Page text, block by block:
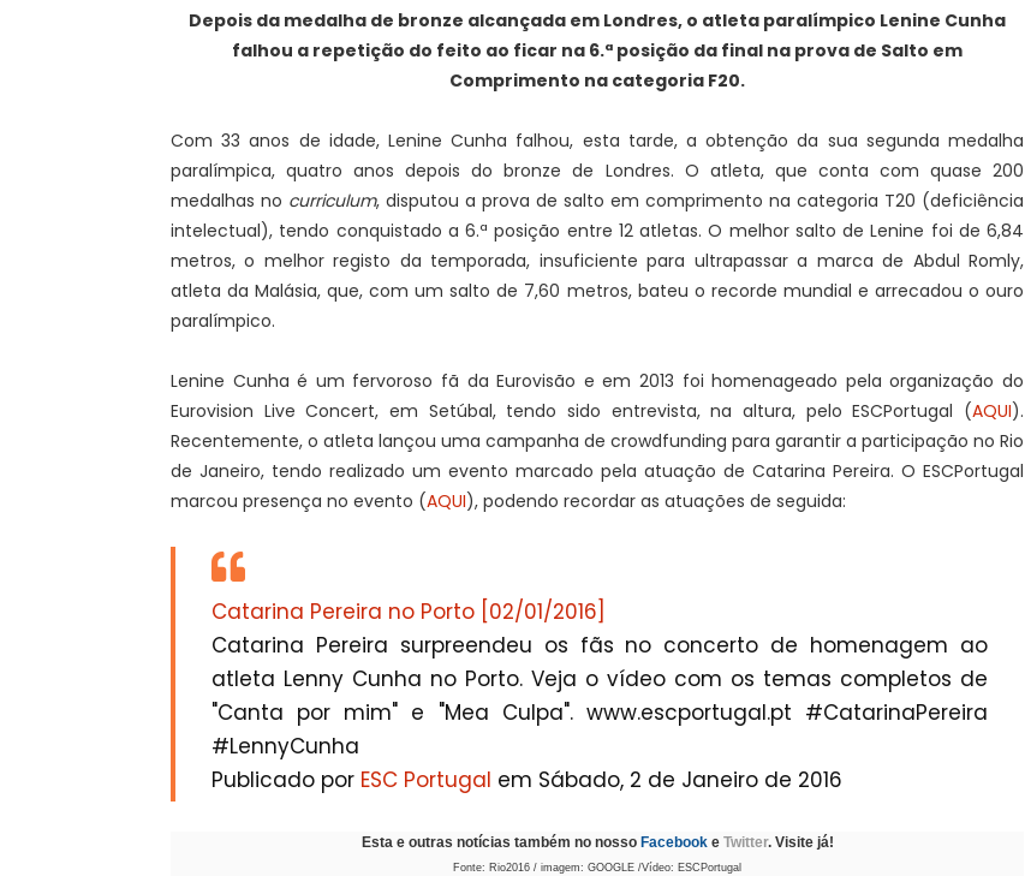
Depois da medalha de bronze alcançada em Londres, o atleta paralímpico Lenine Cunha
falhou a repetição do feito ao ficar na 6.ª posição da final na prova de Salto em
Comprimento na categoria F20.
Com 33 anos de idade, Lenine Cunha falhou, esta tarde, a obtenção da sua segunda medalha
paralímpica, quatro anos depois do bronze de Londres. O atleta, que conta com quase 200
medalhas no curriculum, disputou a prova de salto em comprimento na categoria T20 (deficiência
intelectual), tendo conquistado a 6.ª posição entre 12 atletas. O melhor salto de Lenine foi de 6,84
metros, o melhor registo da temporada, insuficiente para ultrapassar a marca de Abdul Romly,
atleta da Malásia, que, com um salto de 7,60 metros, bateu o recorde mundial e arrecadou o ouro
paralímpico.
Lenine Cunha é um fervoroso fã da Eurovisão e em 2013 foi homenageado pela organização do
Eurovision Live Concert, em Setúbal, tendo sido entrevista, na altura, pelo ESCPortugal (AQUI).
Recentemente, o atleta lançou uma campanha de crowdfunding para garantir a participação no Rio
de Janeiro, tendo realizado um evento marcado pela atuação de Catarina Pereira. O ESCPortugal
marcou presença no evento (AQUI), podendo recordar as atuações de seguida:
Catarina Pereira no Porto [02/01/2016]
Catarina Pereira surpreendeu os fãs no concerto de homenagem ao
atleta Lenny Cunha no Porto. Veja o vídeo com os temas completos de
"Canta por mim" e "Mea Culpa". www.escportugal.pt #CatarinaPereira
#LennyCunha
Publicado por ESC Portugal em Sábado, 2 de Janeiro de 2016
Esta e outras notícias também no nosso Facebooke Twitter. Visite já!
Fonte: Rio2016 / imagem: GOOGLE /Vídeo: ESCPortugal